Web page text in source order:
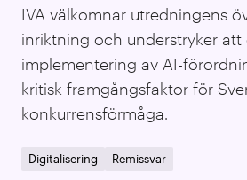
IVA välkomnar utredningens
inriktning och understryker att
implementering av AI-
kritisk framgångsfaktor för
konkurrensförmåga.
Digitalisering Remissvar